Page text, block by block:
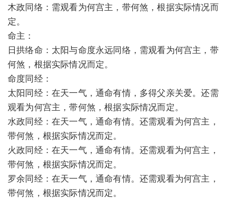
木政同络：需观看为何宫主，带何煞，根据实际情况而
定。
命主：
日拱络命：太阳与命度永远同络，需观看为何宫主，带
何煞，根据实际情况而定。
命度同经：
太阳同经：在天一气，通命有情，多得父亲关爱。还需
观看为何宫主，带何煞，根据实际情况而定。
水政同经：在天一气，通命有情。还需观看为何宫主，
带何煞，根据实际情况而定。
火政同经：在天一气，通命有情。还需观看为何宫主，
带何煞，根据实际情况而定。
罗余同经：在天一气，通命有情。还需观看为何宫主，
带何煞，根据实际情况而定。